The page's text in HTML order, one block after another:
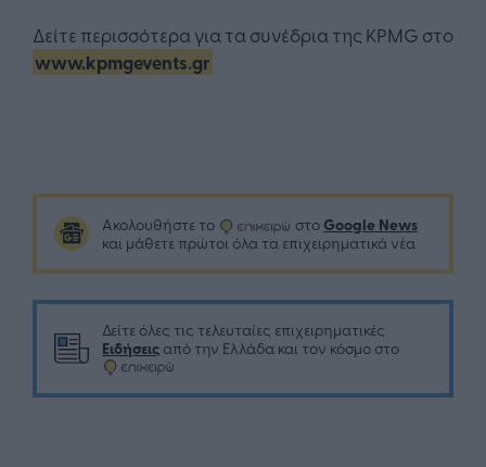
Δείτε περισσότερα για τα συνέδρια της KPMG στο
www.kpmgevents.gr
Ακολουθήστε το στο Google News
και μάθετε πρώτοι όλα τα επιχειρηματικά νέα
Δείτε όλες τις τελευταίες επιχειρηματικές
Ειδήσεις από την Ελλάδα και τον κόσμο στο